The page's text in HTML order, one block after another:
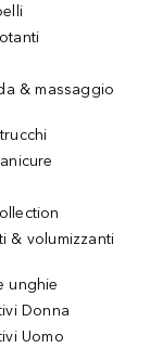
& massaggio
& volumizzanti
unghie
Donna
Uomo